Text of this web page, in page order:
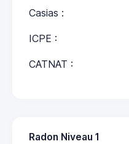
Casias :
ICPE :
CATNAT :
Radon Niveau 1